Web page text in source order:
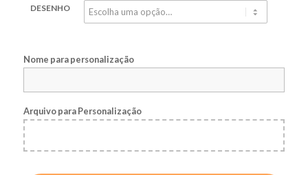
DESENHO
Nome para personalização
Arquivo para Personalização